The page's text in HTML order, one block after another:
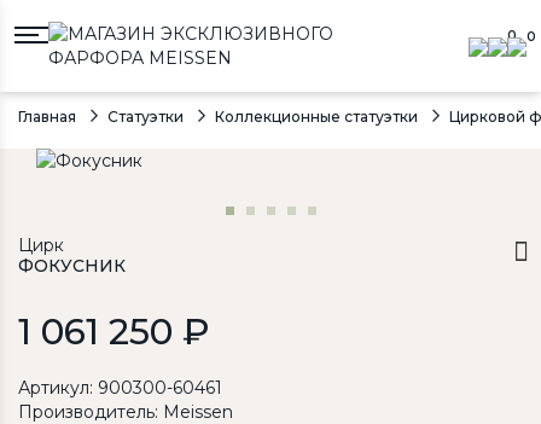
0 0
Главная Статуэтки Коллекционные статуэтки Цирковой
Цирк
ФОКУСНИК
1 061 250 ₽
Артикул: 900300-60461
Производитель: Meissen